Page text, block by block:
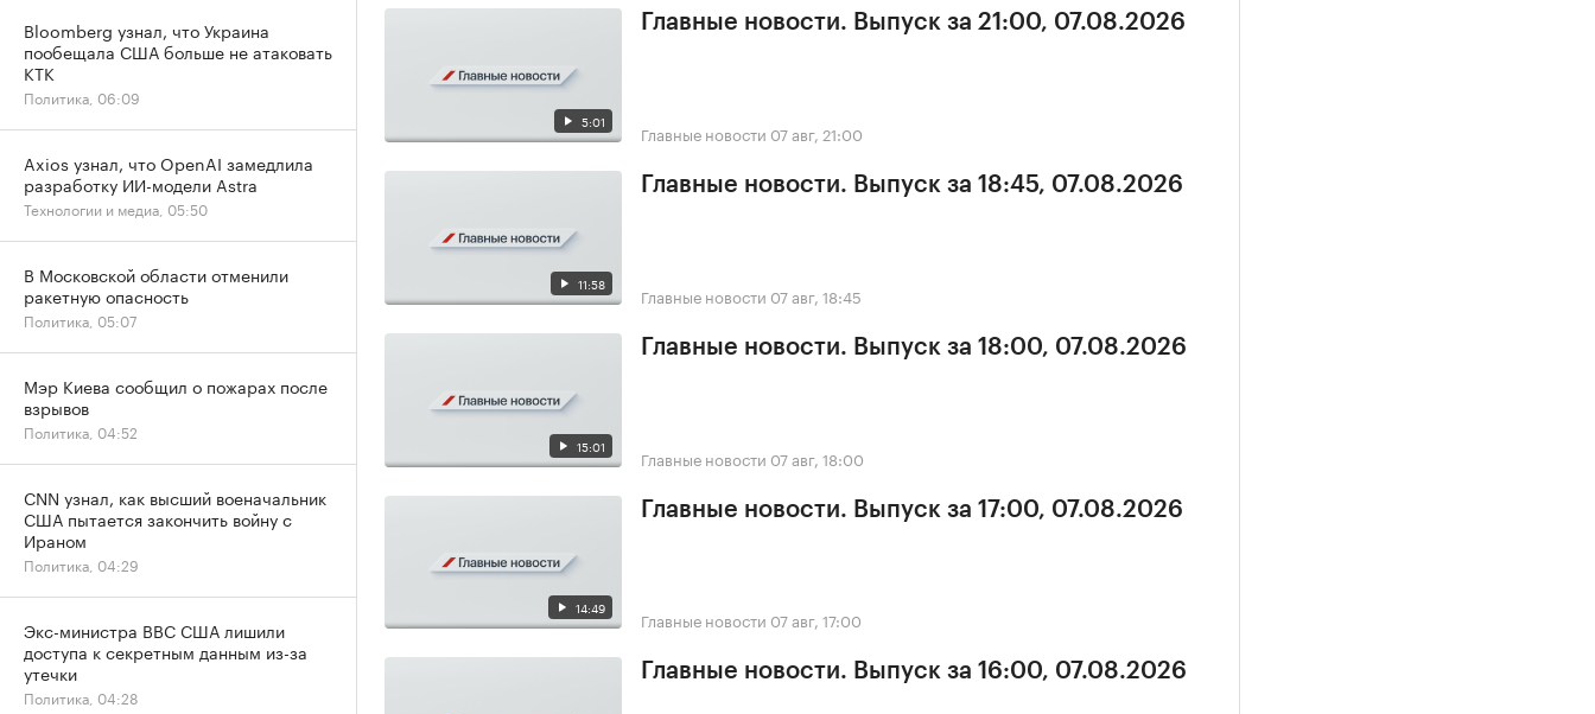
5:01
Главные новости. Выпуск за 21:00, 07.08.2026
Главные новости 07 авг, 21:00
11:58
Главные новости. Выпуск за 18:45, 07.08.2026
Главные новости 07 авг, 18:45
15:01
Главные новости. Выпуск за 18:00, 07.08.2026
Главные новости 07 авг, 18:00
14:49
Главные новости. Выпуск за 17:00, 07.08.2026
Главные новости 07 авг, 17:00
Главные новости. Выпуск за 16:00, 07.08.2026
Bloomberg узнал, что Украина
пообещала США больше не атаковать
КТК
Политика, 06:09
Axios узнал, что OpenAI замедлила
разработку ИИ-модели Astra
Технологии и медиа, 05:50
В Московской области отменили
ракетную опасность
Политика, 05:07
Мэр Киева сообщил о пожарах после
взрывов
Политика, 04:52
CNN узнал, как высший военачальник
США пытается закончить войну с
Ираном
Политика, 04:29
Экс-министра ВВС США лишили
доступа к секретным данным из-за
утечки
Политика, 04:28